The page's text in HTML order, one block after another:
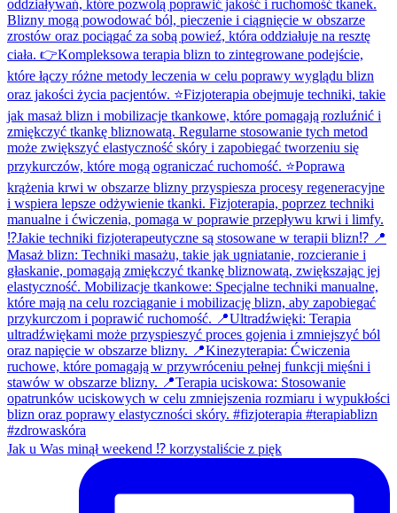
Jak u Was minął weekend ⁉️ korzystaliście z pięk